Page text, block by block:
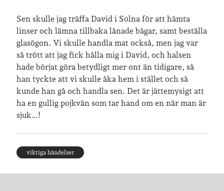
Sen skulle jag träffa David i Solna för att hämta
linser och lämna tillbaka lånade bågar, samt beställa
glasögon. Vi skulle handla mat också, men jag var
så trött att jag fick hålla mig i David, och halsen
hade börjat göra betydligt mer ont än tidigare, så
han tyckte att vi skulle åka hem i stället och så
kunde han gå och handla sen. Det är jättemysigt att
ha en gullig pojkvän som tar hand om en när man är
sjuk…!
viktiga händelser